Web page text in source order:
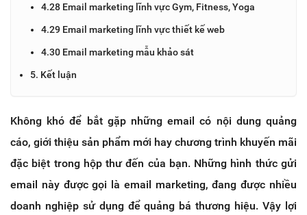
4.28 Email marketing lĩnh vực Gym, Fitness, Yoga
4.29 Email marketing lĩnh vực thiết kế web
4.30 Email marketing mẫu khảo sát
5. Kết luận
Không khó để bắt gặp những email có nội dung quảng
cáo, giới thiệu sản phẩm mới hay chương trình khuyến mãi
đặc biệt trong hộp thư đến của bạn. Những hình thức gửi
email này được gọi là email marketing, đang được nhiều
doanh nghiệp sử dụng để quảng bá thương hiệu. Vậy lợi